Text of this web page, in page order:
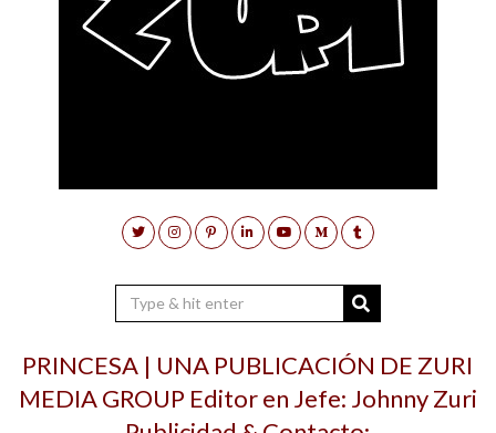
PRINCESA | UNA PUBLICACIÓN DE ZURI
MEDIA GROUP Editor en Jefe: Johnny Zuri